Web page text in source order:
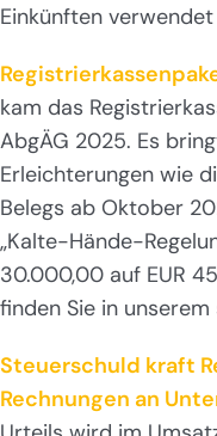
Einkünften
kam das
AbgÄG 2025. Es
Erleichterungen wie
Belegs ab Oktober
„Kalte-Hände-
30.000,00 auf EUR
finden Sie in
Steuerschuld kraft
Rechnungen an